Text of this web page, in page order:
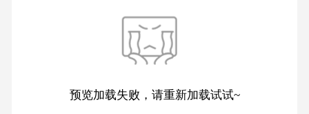
预览加载失败，请重新加载试试~